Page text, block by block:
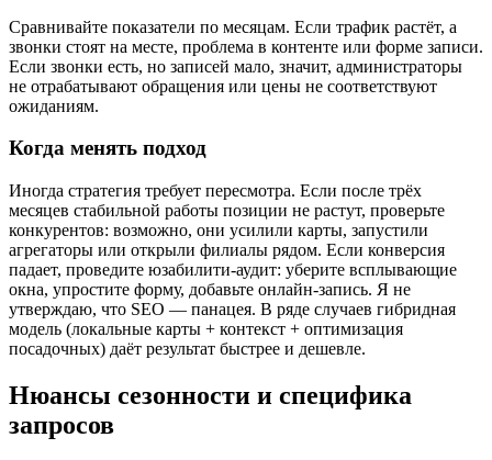
Сравнивайте показатели по месяцам. Если трафик растёт, а
звонки стоят на месте, проблема в контенте или форме записи.
Если звонки есть, но записей мало, значит, администраторы
не отрабатывают обращения или цены не соответствуют
ожиданиям.
Когда менять подход
Иногда стратегия требует пересмотра. Если после трёх
месяцев стабильной работы позиции не растут, проверьте
конкурентов: возможно, они усилили карты, запустили
агрегаторы или открыли филиалы рядом. Если конверсия
падает, проведите юзабилити-аудит: уберите всплывающие
окна, упростите форму, добавьте онлайн-запись. Я не
утверждаю, что SEO — панацея. В ряде случаев гибридная
модель (локальные карты + контекст + оптимизация
посадочных) даёт результат быстрее и дешевле.
Нюансы сезонности и специфика
запросов